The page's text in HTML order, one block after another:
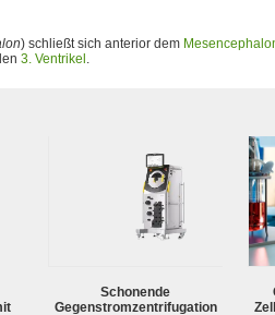
) schließt sich anterior dem
3. Ventrikel .
Schonende
Gegenstromzentrifugation